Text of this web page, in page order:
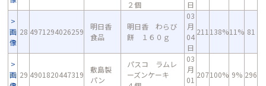
２個 日
画
像
28 4971294026259
明日香
食品
明日香 わらび
餅 １６０ｇ
03
月
04
日
211 138%11% 81
画 29 4901820447319
敷島製
パン
パスコ ラムレ
ーズンケーキ
03
月
01
207100% 9% 296